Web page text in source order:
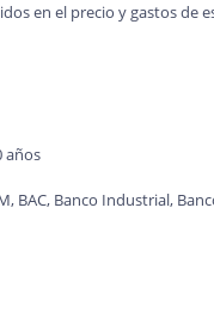
en el precio y gastos de
años
BAC, Banco Industrial,